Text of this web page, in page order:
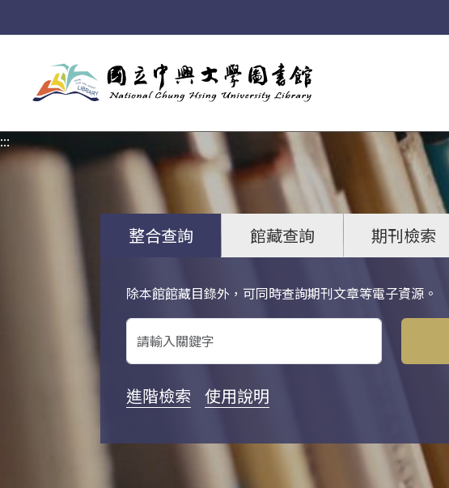
:::
整合查詢 館藏查詢 期刊檢索
除本館館藏目錄外，可同時查詢期刊文章等電子資源。
關鍵字搜尋
進階檢索 使用說明